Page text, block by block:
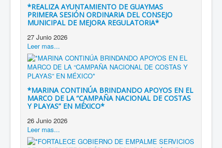
*REALIZA AYUNTAMIENTO DE GUAYMAS
PRIMERA SESIÓN ORDINARIA DEL CONSEJO
MUNICIPAL DE MEJORA REGULATORIA*
27 Junio 2026
Leer mas...
*MARINA CONTINÚA BRINDANDO APOYOS EN EL
MARCO DE LA “CAMPAÑA NACIONAL DE COSTAS
Y PLAYAS” EN MÉXICO*
26 Junio 2026
Leer mas...